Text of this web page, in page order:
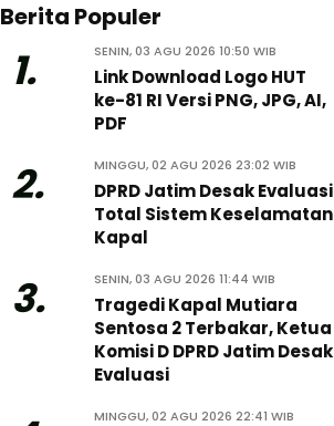
Berita Populer
1. SENIN, 03 AGU 2026 10:50 WIB
Link Download Logo HUT
ke-81 RI Versi PNG, JPG, AI,
PDF
2. MINGGU, 02 AGU 2026 23:02 WIB
DPRD Jatim Desak Evaluasi
Total Sistem Keselamatan
Kapal
3. SENIN, 03 AGU 2026 11:44 WIB
Tragedi Kapal Mutiara
Sentosa 2 Terbakar, Ketua
Komisi D DPRD Jatim Desak
Evaluasi
MINGGU, 02 AGU 2026 22:41 WIB